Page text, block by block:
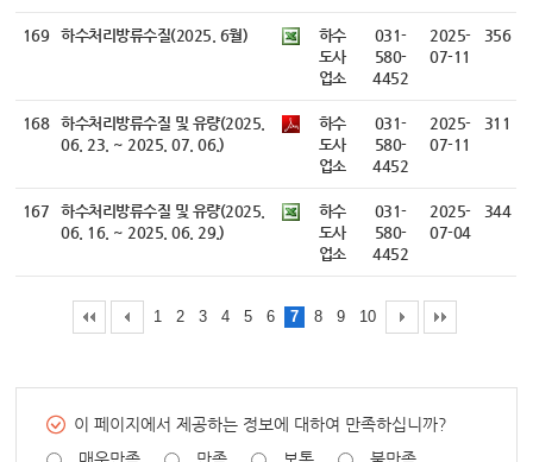
169 하수처리방류수질(2025. 6월)
하수
도사
업소
031-
580-
4452
2025-
07-11
356
168
하수처리방류수질 및 유량(2025.
06. 23. ~ 2025. 07. 06.)
하수
도사
업소
031-
580-
4452
2025-
07-11
311
167
하수처리방류수질 및 유량(2025.
06. 16. ~ 2025. 06. 29.)
하수
도사
업소
031-
580-
4452
2025-
07-04
344
1 2 3 4 5 6 7 8 9 10
이 페이지에서 제공하는 정보에 대하여 만족하십니까?